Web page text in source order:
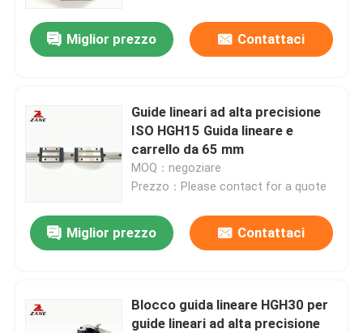
Miglior prezzo Contattaci
Guide lineari ad alta precisione
ISO HGH15 Guida lineare e
carrello da 65 mm
MOQ：negoziare
Prezzo：Please contact for a quote
Miglior prezzo Contattaci
Blocco guida lineare HGH30 per
guide lineari ad alta precisione